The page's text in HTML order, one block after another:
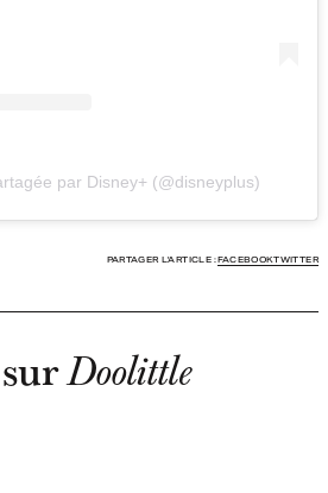
par Disney+ (@disneyplus)
PARTAGER L'ARTICLE :FACEBOOKTWITTER
Doolittle